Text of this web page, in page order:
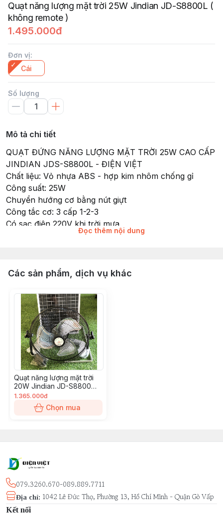
Quạt năng lượng mặt trời 25W Jindian JD-S8800L (
không remote )
1.495.000đ
Đơn vị:
Cái
Số lượng
Mô tả chi tiết
QUẠT ĐỨNG NĂNG LƯỢNG MẶT TRỜI 25W CAO CẤP
JINDIAN JDS-S8800L - ĐIỆN VIỆT
Chất liệu: Vỏ nhựa ABS - hợp kim nhôm chống gỉ
Công suất: 25W
Chuyển hướng cơ bằng nút giựt
Công tắc cơ: 3 cấp 1-2-3
Có sạc điện 220V khi trời mưa
Dung lượng pin sạc: 5.200 mAh - 12V
Thời gian sạc đầy: 4-5 giờ nắng
hơn loại Poly)
Kích thước quạt: cao max: 116cm / Min: 90cm
Kích thước lồng: 41cm / Sải cánh quạt: 37cm (5 lá)
Kích thước tấm pin to : 35 x 75 x 2.5cm
Quạt bảo hành 1 năm
Đọc thêm nội dung
Các sản phẩm, dịch vụ khác
Quạt năng lượng mặt trời
20W Jindian JD-S8800
(không remote)
1.365.000đ
Chọn mua
079.3260.670-089.889.7711
Địa chỉ: 1042 Lê Đức Thọ, Phường 13, Hồ Chí Minh - Quận Gò Vấp
Kết nối